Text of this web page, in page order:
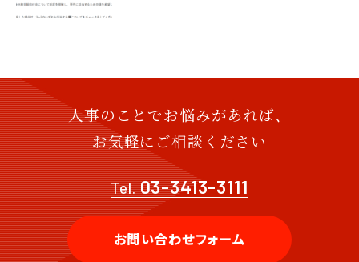
人事のことでお悩みがあれば、
お気軽にご相談ください
Tel.03-3413-3111
お問い合わせフォーム